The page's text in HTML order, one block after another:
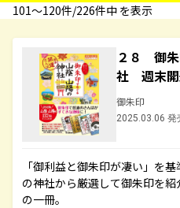
101〜120件/226件中 を表示
２８ 御
社 週末
御朱印
2025.03.06 発
「御利益と御朱印が凄い」を
の神社から厳選して御朱印を
の一冊。